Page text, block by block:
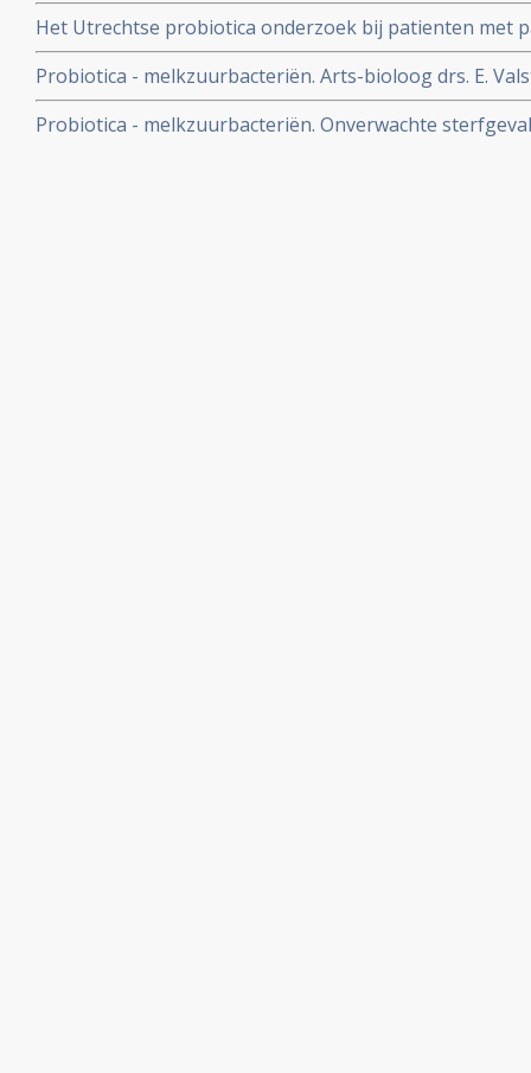
Het Utrechtse probiotica onderzoek bij patienten met
analyse van arts-bioloog E. Valstar
Probiotica - melkzuurbacteriën. Arts-bioloog drs. E.
zoals uitgevoerd in het UMCU bij
en gerandomiseerde studies bij verschillende ziektes.
Probiotica - melkzuurbacteriën. Onverwachte